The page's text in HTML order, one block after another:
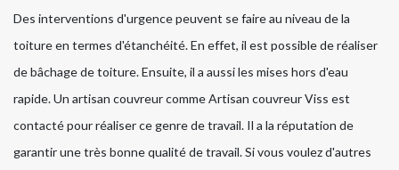
Des interventions d'urgence peuvent se faire au niveau de la
toiture en termes d'étanchéité. En effet, il est possible de réaliser
de bâchage de toiture. Ensuite, il a aussi les mises hors d'eau
rapide. Un artisan couvreur comme Artisan couvreur Viss est
contacté pour réaliser ce genre de travail. Il a la réputation de
garantir une très bonne qualité de travail. Si vous voulez d'autres